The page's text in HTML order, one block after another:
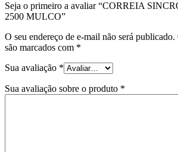
Seja o primeiro a avaliar “CORREIA
2500 MULCO”
O seu endereço de e-mail não será publicado.
são marcados com *
Sua avaliação *
Sua avaliação sobre o produto *